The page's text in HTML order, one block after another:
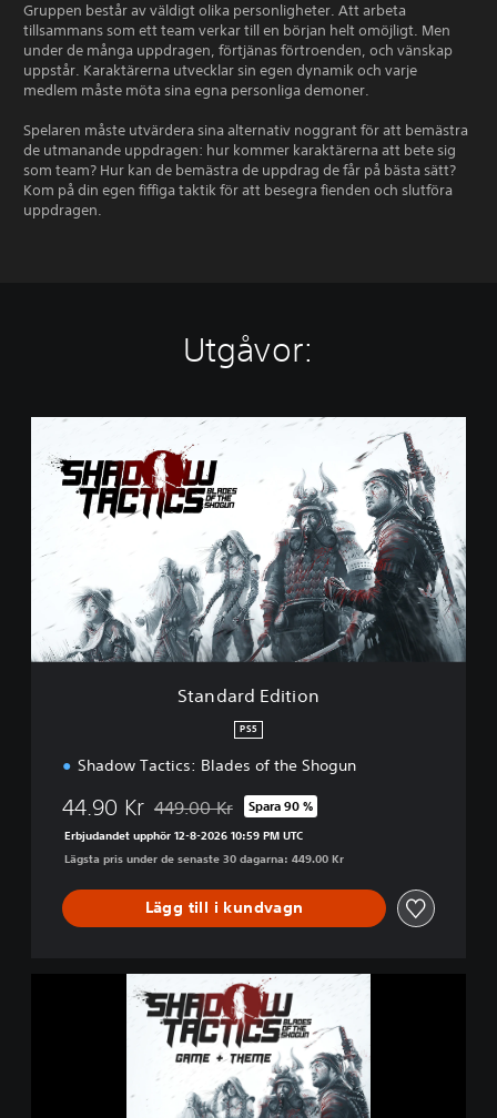
Gruppen består av väldigt olika personligheter. Att arbeta
tillsammans som ett team verkar till en början helt omöjligt. Men
under de många uppdragen, förtjänas förtroenden, och vänskap
uppstår. Karaktärerna utvecklar sin egen dynamik och varje
medlem måste möta sina egna personliga demoner.
Spelaren måste utvärdera sina alternativ noggrant för att bemästra
de utmanande uppdragen: hur kommer karaktärerna att bete sig
som team? Hur kan de bemästra de uppdrag de får på bästa sätt?
Kom på din egen fiffiga taktik för att besegra fienden och slutföra
uppdragen.
Utgåvor:
d
i
t
Standard Edition
PS5
Shadow Tactics: Blades of the Shogun
44.90 Kr Nedsatt från ursprungspriset på 449.00 Kr
449.00 Kr Spara 90 %
Erbjudandet upphör 12-8-2026 10:59 PM UTC
Lägsta pris under de senaste 30 dagarna: 449.00 Kr
Lägg till i kundvagn